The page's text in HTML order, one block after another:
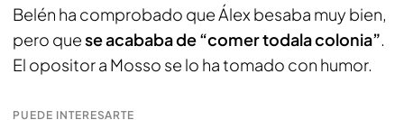
Belén ha comprobado que Álex besaba muy bien,
pero quese acababa de “comer todala colonia”.
El opositor a Mosso se lo ha tomado con humor.
PUEDE INTERESARTE